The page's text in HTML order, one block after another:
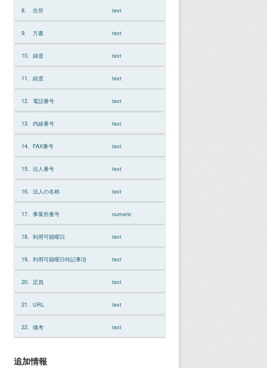
8. 住所 text
9. 方書 text
10. 緯度 text
11. 経度 text
12. 電話番号 text
13. 内線番号 text
14. FAX番号 text
15. 法人番号 text
16. 法人の名称 text
17. 事業所番号 numeric
18. 利用可能曜日 text
19. 利用可能曜日特記事項 text
20. 定員 text
21. URL text
22. 備考 text
追加情報